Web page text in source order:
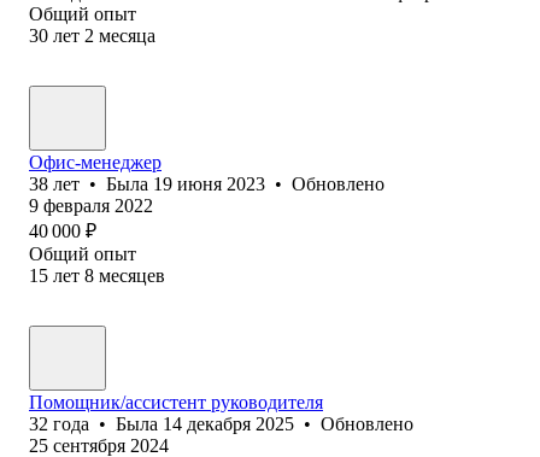
Общий опыт
30 лет 2 месяца
Офис-менеджер
38 лет • Была 19 июня 2023 • Обновлено
9 февраля 2022
40 000 ₽
Общий опыт
15 лет 8 месяцев
Помощник/ассистент руководителя
32 года • Была 14 декабря 2025 • Обновлено
25 сентября 2024